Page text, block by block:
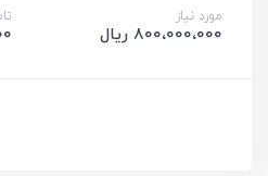
مورد نیاز
800،000،000 ریال